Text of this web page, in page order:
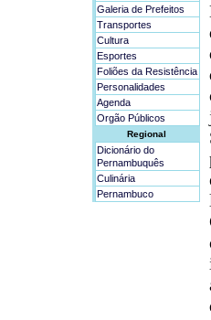
Galeria de Prefeitos
Transportes
Cultura
Esportes
Foliões da Resistência
Personalidades
Agenda
Orgão Públicos
Regional
Dicionário do
Pernambuquês
Culinária
Pernambuco